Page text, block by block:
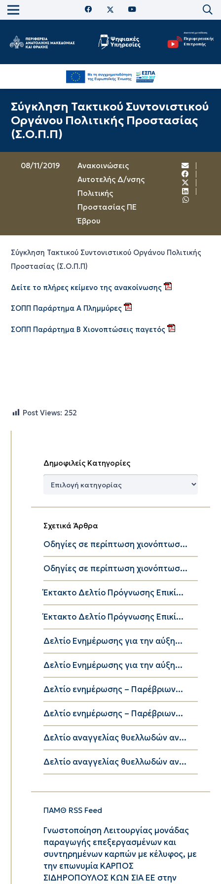
Σύγκληση Τακτικού Συντονιστικού
Οργάνου Πολιτικής Προστασίας
(Σ.Ο.Π.Π)
08/11/2019
Ανακοινώσεις
Αυτοτελής Δ/νσης
Πολιτικής
Προστασίας ΠΕ
Έβρου
Σύγκληση Τακτικού Συντονιστικού Οργάνου Πολιτικής
Προστασίας (Σ.Ο.Π.Π)
Δείτε το πλήρες κείμενο της ανακοίνωσης
ΣΟΠΠ Παράρτημα Α Πλημμύρες
ΣΟΠΠ Παράρτημα Β Χιονοπτώσεις παγετός
Post Views: 252
Δημοφιλείς Κατηγορίες
Δημοφιλείς
Σχετικά Άρθρα
Οδηγίες σε περίπτωση χιονόπτωσ...
Οδηγίες σε περίπτωση χιονόπτωσ...
Έκτακτο Δελτίο Πρόγνωσης Επικί...
Έκτακτο Δελτίο Πρόγνωσης Επικί...
Δελτίο Ενημέρωσης για την αύξη...
Δελτίο Ενημέρωσης για την αύξη...
Δελτίο ενημέρωσης – Παρέβριων...
Δελτίο ενημέρωσης – Παρέβριων...
Δελτίο αναγγελίας θυελλωδών αν...
Δελτίο αναγγελίας θυελλωδών αν...
ΠΑΜΘ RSS Feed
Γνωστοποίηση Λειτουργίας μονάδας
παραγωγής επεξεργασμένων και
συντηρημένων καρπών με κέλυφος, με
την επωνυμία ΚΑΡΠΟΣ
ΣΙΔΗΡΟΠΟΥΛΟΣ ΚΩΝ ΣΙΑ ΕΕ στην